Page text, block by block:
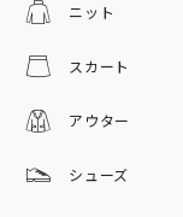
ニット
スカート
アウター
シューズ